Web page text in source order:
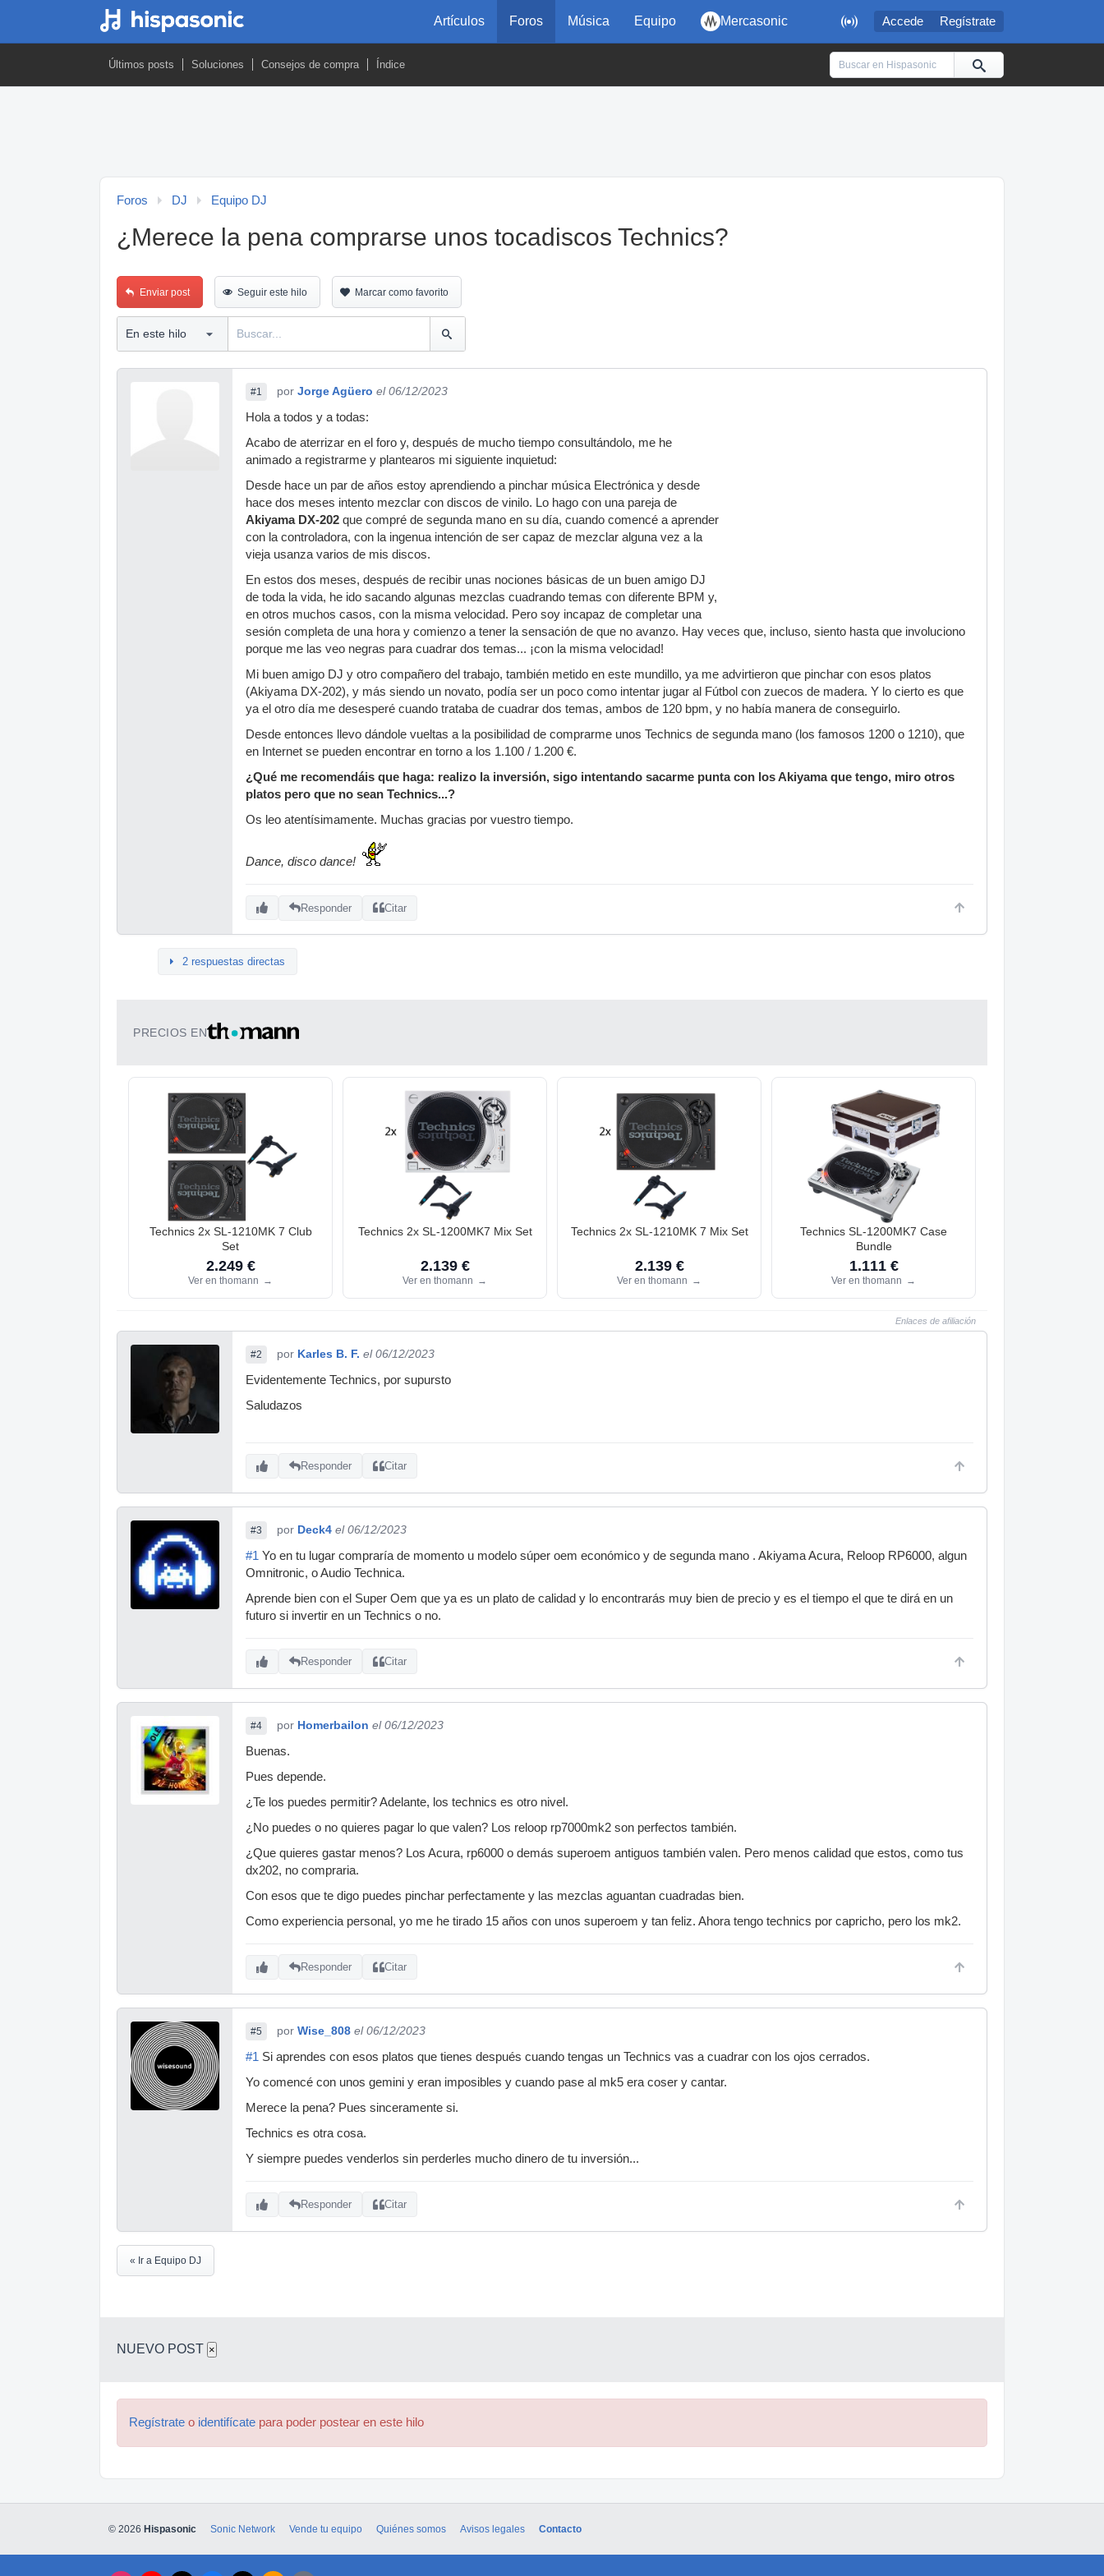
 Accede Regístrate
Artículos Foros Música Equipo Mercasonic
Últimos posts Soluciones Consejos de compra Índice
Foros DJ Equipo DJ
¿Merece la pena comprarse unos tocadiscos Technics?
Enviar post Seguir este hilo Marcar como favorito
#1 por Jorge Agüero el 06/12/2023
Hola a todos y a todas:
Acabo de aterrizar en el foro y, después de mucho tiempo consultándolo, me he
animado a registrarme y plantearos mi siguiente inquietud:
Desde hace un par de años estoy aprendiendo a pinchar música Electrónica y desde
hace dos meses intento mezclar con discos de vinilo. Lo hago con una pareja de
Akiyama DX-202 que compré de segunda mano en su día, cuando comencé a aprender
con la controladora, con la ingenua intención de ser capaz de mezclar alguna vez a la
vieja usanza varios de mis discos.
En estos dos meses, después de recibir unas nociones básicas de un buen amigo DJ
de toda la vida, he ido sacando algunas mezclas cuadrando temas con diferente BPM y,
en otros muchos casos, con la misma velocidad. Pero soy incapaz de completar una
sesión completa de una hora y comienzo a tener la sensación de que no avanzo. Hay veces que, incluso, siento hasta que involuciono
porque me las veo negras para cuadrar dos temas... ¡con la misma velocidad!
Mi buen amigo DJ y otro compañero del trabajo, también metido en este mundillo, ya me advirtieron que pinchar con esos platos
(Akiyama DX-202), y más siendo un novato, podía ser un poco como intentar jugar al Fútbol con zuecos de madera. Y lo cierto es que
ya el otro día me desesperé cuando trataba de cuadrar dos temas, ambos de 120 bpm, y no había manera de conseguirlo.
Desde entonces llevo dándole vueltas a la posibilidad de comprarme unos Technics de segunda mano (los famosos 1200 o 1210), que
en Internet se pueden encontrar en torno a los 1.100 / 1.200 €.
¿Qué me recomendáis que haga: realizo la inversión, sigo intentando sacarme punta con los Akiyama que tengo, miro otros
platos pero que no sean Technics...?
Os leo atentísimamente. Muchas gracias por vuestro tiempo.
Dance, disco dance!
Responder Citar
2 respuestas directas
PRECIOS EN
Technics 2x SL-1210MK 7 Club
Set
2.249 €
Ver en thomann →
Technics 2x SL-1200MK7 Mix Set
2.139 €
Ver en thomann →
Technics 2x SL-1210MK 7 Mix Set
2.139 €
Ver en thomann →
Technics SL-1200MK7 Case
Bundle
1.111 €
Ver en thomann →
Enlaces de afiliación
#2 por Karles B. F. el 06/12/2023
Evidentemente Technics, por supursto
Saludazos
Responder Citar
#3 por Deck4 el 06/12/2023
#1 Yo en tu lugar compraría de momento u modelo súper oem económico y de segunda mano . Akiyama Acura, Reloop RP6000, algun
Omnitronic, o Audio Technica.
Aprende bien con el Super Oem que ya es un plato de calidad y lo encontrarás muy bien de precio y es el tiempo el que te dirá en un
futuro si invertir en un Technics o no.
Responder Citar
#4 por Homerbailon el 06/12/2023
Buenas.
Pues depende.
¿Te los puedes permitir? Adelante, los technics es otro nivel.
¿No puedes o no quieres pagar lo que valen? Los reloop rp7000mk2 son perfectos también.
¿Que quieres gastar menos? Los Acura, rp6000 o demás superoem antiguos también valen. Pero menos calidad que estos, como tus
dx202, no compraria.
Con esos que te digo puedes pinchar perfectamente y las mezclas aguantan cuadradas bien.
Como experiencia personal, yo me he tirado 15 años con unos superoem y tan feliz. Ahora tengo technics por capricho, pero los mk2.
Responder Citar
#5 por Wise_808 el 06/12/2023
#1 Si aprendes con esos platos que tienes después cuando tengas un Technics vas a cuadrar con los ojos cerrados.
Yo comencé con unos gemini y eran imposibles y cuando pase al mk5 era coser y cantar.
Merece la pena? Pues sinceramente si.
Technics es otra cosa.
Y siempre puedes venderlos sin perderles mucho dinero de tu inversión...
Responder Citar
« Ir a Equipo DJ
NUEVO POST ×
Regístrate o identifícate para poder postear en este hilo
© 2026 Hispasonic Sonic Network Vende tu equipo Quiénes somos Avisos legales Contacto